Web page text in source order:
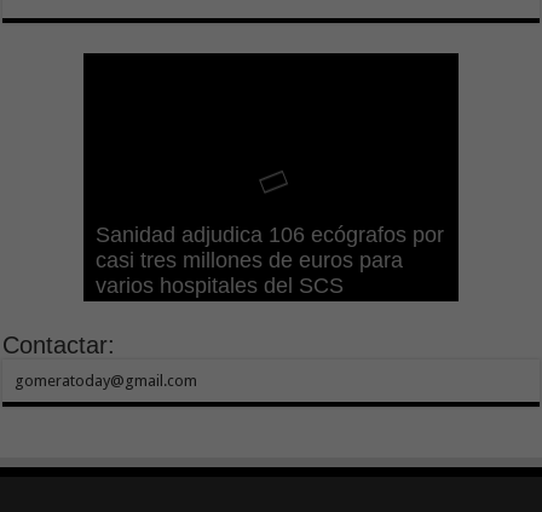
Sanidad adjudica 106 ecógrafos por
casi tres millones de euros para
varios hospitales del SCS
puntuación en el Índice de
Transparencia de Canarias por
cuarto año consecutivo
ayudas del POSEICAN-Pesca al
sector por valor de 7,09 M€ tras
aumentar las cuantías
Transición Ecológica coordina con
Ashotel su adhesión a la Red de
Refugios Climáticos de Canarias
parque de vivienda protegida en
régimen de alquiler asequible de
Tenerife
diagnóstica de los centros de salud
con el impulso de la ecografía
clínica
Contactar:
gomeratoday@gmail.com